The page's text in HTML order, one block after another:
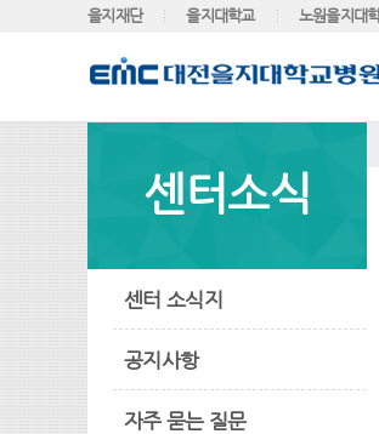
을지재단 을지대학교 노원을지대
센터소식
센터 소식지
공지사항
자주 묻는 질문